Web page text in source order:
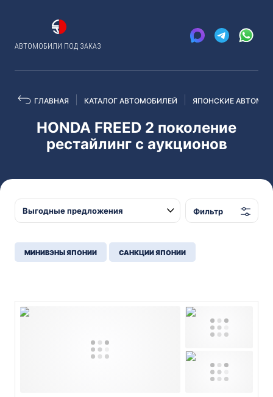
АВТОМОБИЛИ ПОД ЗАКАЗ
ГЛАВНАЯ КАТАЛОГ АВТОМОБИЛЕЙ ЯПОНСКИЕ
HONDA FREED 2 поколение
рестайлинг с аукционов
Фильтр
МИНИВЭНЫ ЯПОНИИ САНКЦИИ ЯПОНИИ